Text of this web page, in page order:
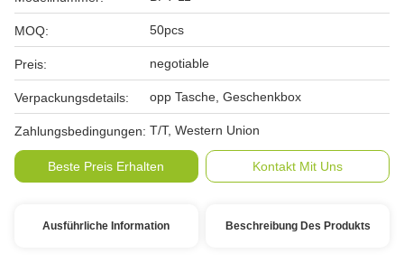
MOQ: 50pcs
Preis: negotiable
Verpackungsdetails: opp Tasche, Geschenkbox
Zahlungsbedingungen: T/T, Western Union
Beste Preis Erhalten Kontakt Mit Uns
Ausführliche Information Beschreibung Des Produkts